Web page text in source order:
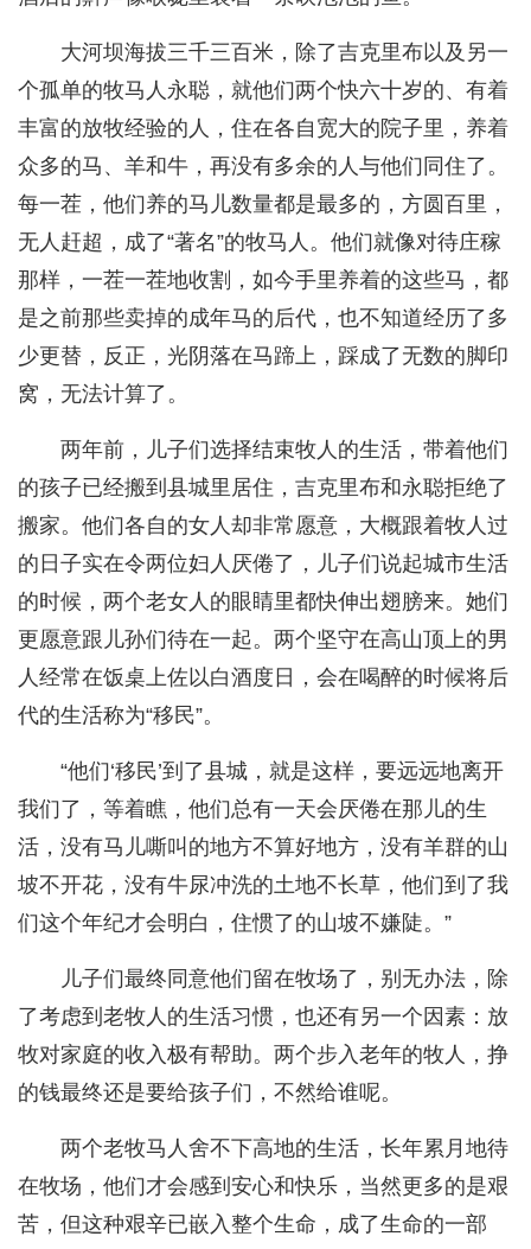
大河坝海拔三千三百米，除了吉克里布以及另一
个孤单的牧马人永聪，就他们两个快六十岁的、有着
丰富的放牧经验的人，住在各自宽大的院子里，养着
众多的马、羊和牛，再没有多余的人与他们同住了。
每一茬，他们养的马儿数量都是最多的，方圆百里，
无人赶超，成了“著名”的牧马人。他们就像对待庄稼
那样，一茬一茬地收割，如今手里养着的这些马，都
是之前那些卖掉的成年马的后代，也不知道经历了多
少更替，反正，光阴落在马蹄上，踩成了无数的脚印
窝，无法计算了。
两年前，儿子们选择结束牧人的生活，带着他们
的孩子已经搬到县城里居住，吉克里布和永聪拒绝了
搬家。他们各自的女人却非常愿意，大概跟着牧人过
的日子实在令两位妇人厌倦了，儿子们说起城市生活
的时候，两个老女人的眼睛里都快伸出翅膀来。她们
更愿意跟儿孙们待在一起。两个坚守在高山顶上的男
人经常在饭桌上佐以白酒度日，会在喝醉的时候将后
代的生活称为“移民”。
“他们‘移民’到了县城，就是这样，要远远地离开
我们了，等着瞧，他们总有一天会厌倦在那儿的生
活，没有马儿嘶叫的地方不算好地方，没有羊群的山
坡不开花，没有牛尿冲洗的土地不长草，他们到了我
们这个年纪才会明白，住惯了的山坡不嫌陡。”
儿子们最终同意他们留在牧场了，别无办法，除
了考虑到老牧人的生活习惯，也还有另一个因素：放
牧对家庭的收入极有帮助。两个步入老年的牧人，挣
的钱最终还是要给孩子们，不然给谁呢。
两个老牧马人舍不下高地的生活，长年累月地待
在牧场，他们才会感到安心和快乐，当然更多的是艰
苦，但这种艰辛已嵌入整个生命，成了生命的一部